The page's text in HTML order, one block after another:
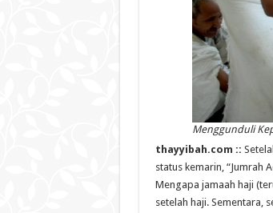
Menggunduli
thayyibah.com ::
status kemarin, “Jumrah
Mengapa jamaah haji
setelah haji. Sementara,